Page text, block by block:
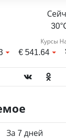
Курсы
€541.64
За 7 дней